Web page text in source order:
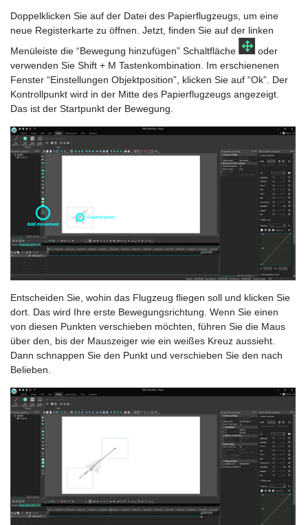
Doppelklicken Sie auf der Datei des Papierflugzeugs, um eine
neue Registerkarte zu öffnen. Jetzt, finden Sie auf der linken
Menüleiste die “Bewegung hinzufügen” Schaltfläche
oder
verwenden Sie Shift + M Tastenkombination. Im erschienenen
Fenster “Einstellungen Objektposition”, klicken Sie auf “Ok”. Der
Kontrollpunkt wird in der Mitte des Papierflugzeugs angezeigt.
Das ist der Startpunkt der Bewegung.
Entscheiden Sie, wohin das Flugzeug fliegen soll und klicken Sie
dort. Das wird Ihre erste Bewegungsrichtung. Wenn Sie einen
von diesen Punkten verschieben möchten, führen Sie die Maus
über den, bis der Mauszeiger wie ein weißes Kreuz aussieht.
Dann schnappen Sie den Punkt und verschieben Sie den nach
Belieben.